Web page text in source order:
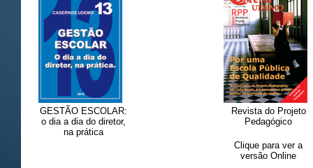
GESTÃO ESCOLAR:
o dia a dia do diretor,
na prática
Revista do Projeto
Pedagógico
Clique para ver a
versão Online